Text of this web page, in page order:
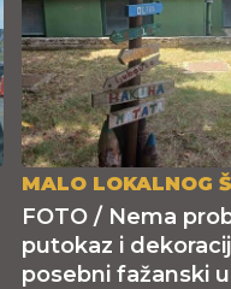
MALO LOKALNOG
FOTO / Nema
putokaz i
posebni fažanski